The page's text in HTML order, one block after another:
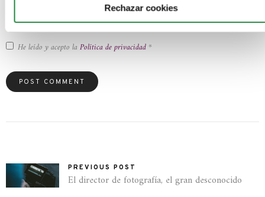
Rechazar cookies
: Puedes consultar la información adicional y detallada sobre
nuestra política de privacidad
He leído y acepto la Política de privacidad*
PREVIOUS POST
El director de fotografía, el gran desconocido